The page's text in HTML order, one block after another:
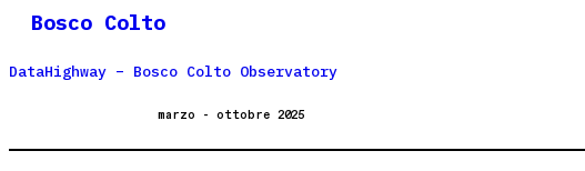
Bosco Colto
DataHighway – Bosco Colto Observatory
marzo - ottobre 2025